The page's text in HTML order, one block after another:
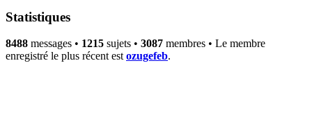
Statistiques
8488 messages • 1215 sujets • 3087 membres • Le membre
enregistré le plus récent est ozugefeb.